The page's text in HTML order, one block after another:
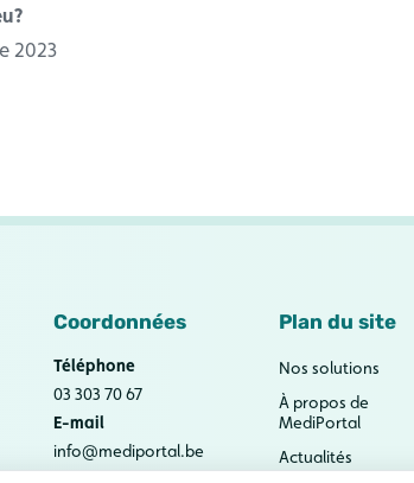
2023
Coordonnées
Téléphone
03 303 70 67
E-mail
info@mediportal.be
Plan du site
Nos solutions
À propos de
MediPortal
Actualités